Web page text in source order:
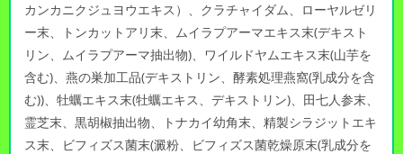
カンカニクジュヨウエキス）、クラチャイダム、ローヤルゼリ
ー末、トンカットアリ末、ムイラプアーマエキス末(デキスト
リン、ムイラプアーマ抽出物)、ワイルドヤムエキス末(山芋を
含む)、燕の巣加工品(デキストリン、酵素処理燕窩(乳成分を含
む))、牡蠣エキス末(牡蠣エキス、デキストリン)、田七人参末、
霊芝末、黒胡椒抽出物、トナカイ幼角末、精製シラジットエキ
ス末、ビフィズス菌末(澱粉、ビフィズス菌乾燥原末(乳成分を